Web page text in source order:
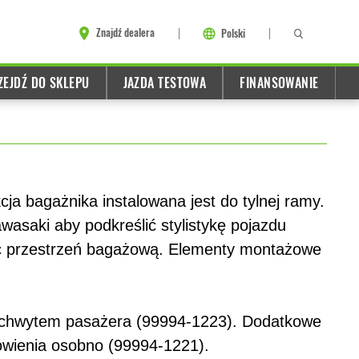
Znajdź dealera Polski
DO SKLEPU JAZDA TESTOWA FINANSOWANIE
bagażnika instalowana jest do tylnej ramy.
aby podkreślić stylistykę pojazdu
przestrzeń bagażową. Elementy montażowe
pasażera (99994-1223). Dodatkowe
osobno (99994-1221).